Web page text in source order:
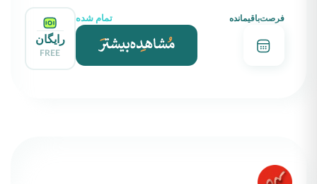
فرصت‌باقیمانده تمام شده
رایگان
FREE